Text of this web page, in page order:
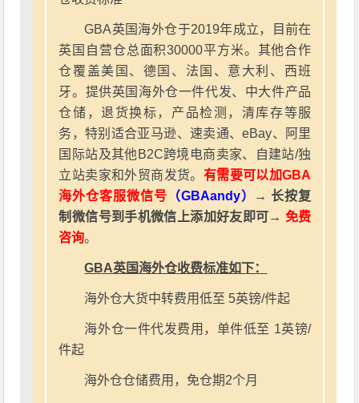
GBA英国海外仓于2019年成立，目前在
英国自营仓总面积30000平方米。其他合作
仓覆盖美国、德国、法国、意大利、西班
牙。提供英国海外仓一件代发、中大件产品
仓储，退货换标，产品检测，清库存等服
务，特别适合亚马逊、速卖通、eBay、阿里
国际站及其他B2C跨境电商卖家、自建站/独
立站卖家和外贸商发货。 有需要可以加GBA
海外仓客服微信号 （GBAandy）
→ 长按复
制微信号到手机微信上添加好友即可→ 免费
咨询。
GBA英国海外仓收费标准如下：
海外仓大货中转费用低至 5英镑/件起
海外仓一件代发费用，单件低至 1英镑/
件起
海外仓仓储费用，免仓期2个月